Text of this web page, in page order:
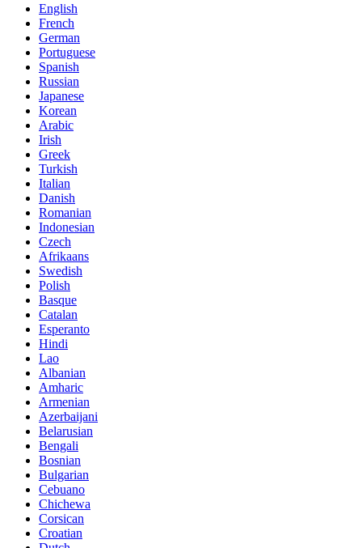
English
French
German
Portuguese
Spanish
Russian
Japanese
Korean
Arabic
Irish
Greek
Turkish
Italian
Danish
Romanian
Indonesian
Czech
Afrikaans
Swedish
Polish
Basque
Catalan
Esperanto
Hindi
Lao
Albanian
Amharic
Armenian
Azerbaijani
Belarusian
Bengali
Bosnian
Bulgarian
Cebuano
Chichewa
Corsican
Croatian